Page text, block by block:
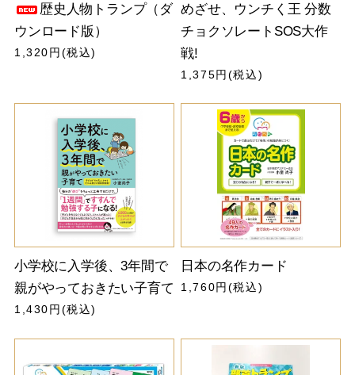
歴史人物トランプ（ダ
ウンロード版）
1,320円(税込)
めざせ、ウンチく王 分数
チョクソレートSOS大作
戦!
1,375円(税込)
小学校に入学後、3年間で
親がやっておきたい子育て
1,430円(税込)
日本の名作カード
1,760円(税込)